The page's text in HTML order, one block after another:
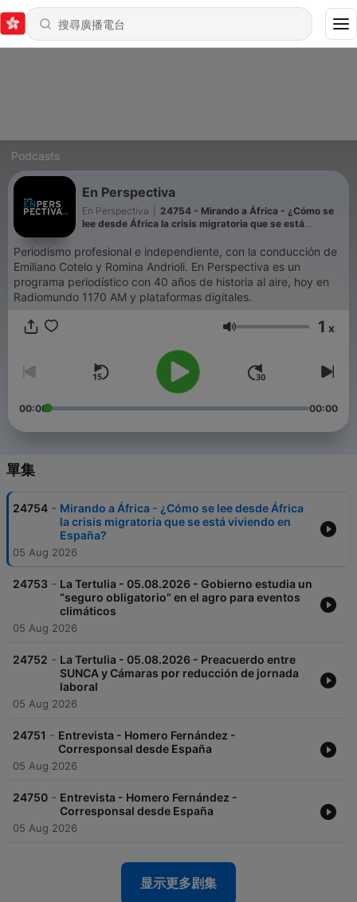
Podcasts
En Perspectiva
En Perspectiva
24754 - Mirando a África - ¿Cómo se
lee desde África la crisis migratoria que se está
Periodismo profesional e independiente, con la conducción de
Emiliano Cotelo y Romina Andrioli. En Perspectiva es un
programa periodístico con 40 años de historia al aire, hoy en
Radiomundo 1170 AM y plataformas digitales.
音量 1 x
00:00 00:00
單集
24754 - Mirando a África - ¿Cómo se lee desde África
la crisis migratoria que se está viviendo en
España?
05 Aug 2026
24753 - La Tertulia - 05.08.2026 - Gobierno estudia un
“seguro obligatorio” en el agro para eventos
climáticos
05 Aug 2026
24752 - La Tertulia - 05.08.2026 - Preacuerdo entre
SUNCA y Cámaras por reducción de jornada
laboral
05 Aug 2026
24751 - Entrevista - Homero Fernández -
Corresponsal desde España
05 Aug 2026
24750 - Entrevista - Homero Fernández -
Corresponsal desde España
05 Aug 2026
显示更多剧集